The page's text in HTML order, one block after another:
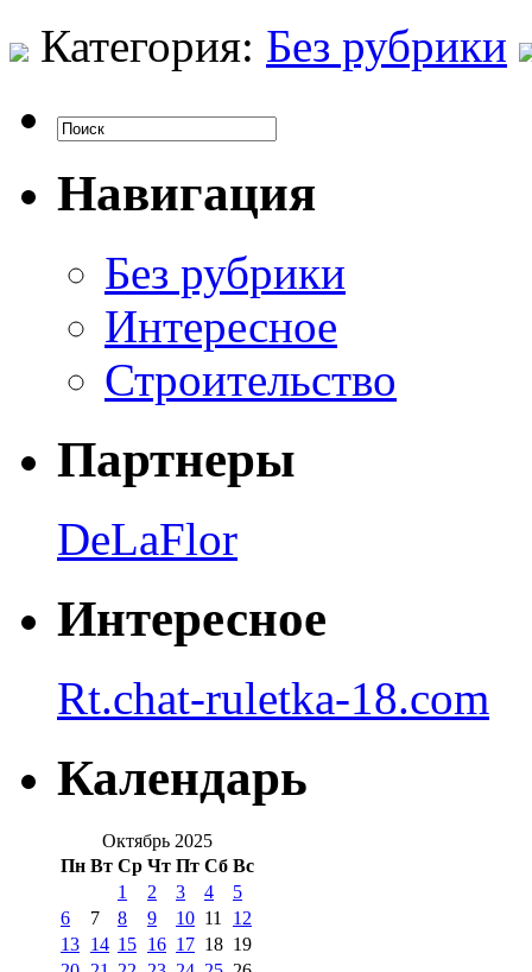
Категория: Без рубрики
Навигация
Без рубрики
Интересное
Строительство
Партнеры
DeLaFlor
Интересное
Rt.chat-ruletka-18.com
Календарь
Октябрь 2025
Пн Вт Ср Чт Пт Сб Вс
1
2 3 4
5
6
7 8 9 10 11
12
13 14 15 16 17 18 19